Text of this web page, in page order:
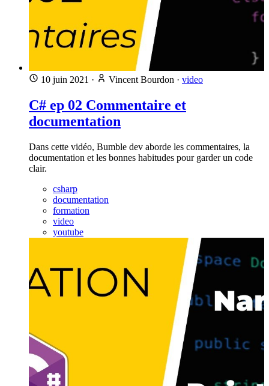
10 juin 2021 · Vincent Bourdon · video
C# ep 02 Commentaire et
documentation
Dans cette vidéo, Bumble dev aborde les commentaires, la
documentation et les bonnes habitudes pour garder un code
clair.
csharp
documentation
formation
video
youtube